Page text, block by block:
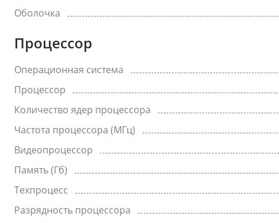
Оболочка
Процессор
Операционная система
Процессор
Количество ядер процессора
Частота процессора (МГц)
Видеопроцессор
Память (Гб)
Техпроцесс
Разрядность процессора